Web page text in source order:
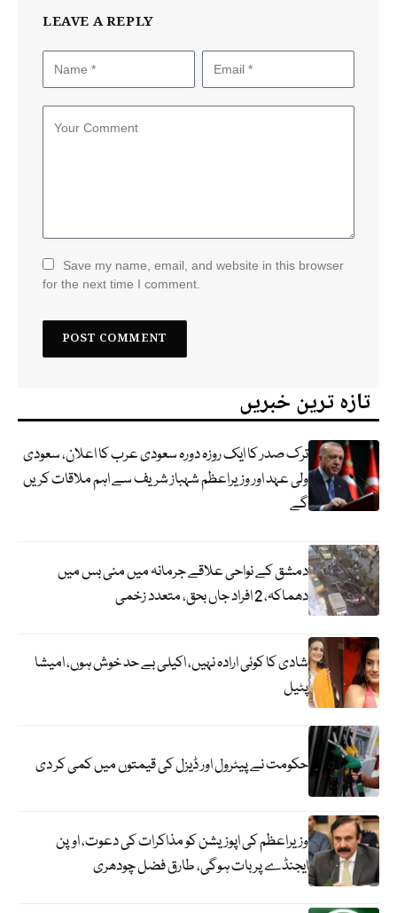
LEAVE A REPLY
Save my name, email, and website in this browser
for the next time I comment.
تازہ ترین خبریں
ترک صدر کا ایک روزہ دورہ سعودی عرب کا اعلان، سعودی
ولی عہد اور وزیراعظم شہباز شریف سے اہم ملاقات کریں
گے
دمشق کے نواحی علاقے جرمانہ میں منی بس میں
دھماکہ، 2 افراد جاں بحق، متعدد زخمی
شادی کا کوئی ارادہ نہیں، اکیلی بے حد خوش ہوں، امیشا
پٹیل
حکومت نے پیٹرول اور ڈیزل کی قیمتوں میں کمی کر دی
وزیراعظم کی اپوزیشن کو مذاکرات کی دعوت، اوپن
ایجنڈے پر بات ہوگی، طارق فضل چودھری